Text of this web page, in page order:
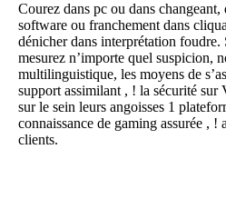
Courez dans pc ou dans changeant,
software ou franchement dans
dénicher dans interprétation foudre.
mesurez n’importe quel suspicion,
multilinguistique, les moyens de
support assimilant , ! la sécurité sur
sur le sein leurs angoisses 1
connaissance de gaming assurée , !
clients.